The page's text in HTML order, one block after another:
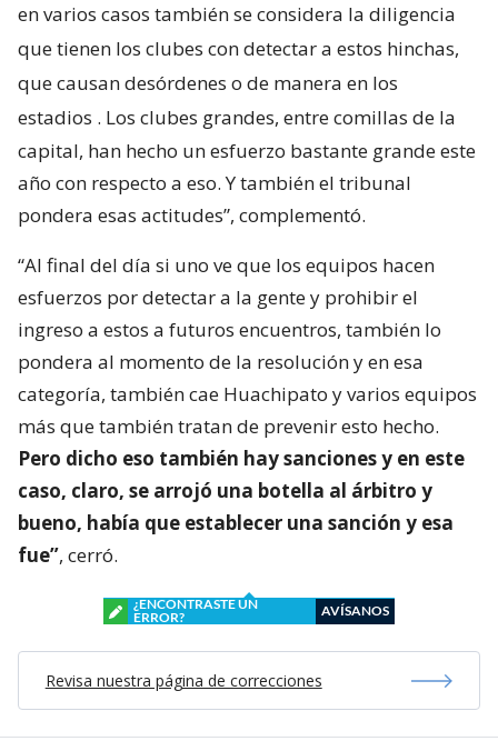
en varios casos también se considera la diligencia
que tienen los clubes con detectar a estos hinchas,
que causan desórdenes o de manera en los
estadios . Los clubes grandes, entre comillas de la
capital, han hecho un esfuerzo bastante grande este
año con respecto a eso. Y también el tribunal
pondera esas actitudes”, complementó.
“Al final del día si uno ve que los equipos hacen
esfuerzos por detectar a la gente y prohibir el
ingreso a estos a futuros encuentros, también lo
pondera al momento de la resolución y en esa
categoría, también cae Huachipato y varios equipos
más que también tratan de prevenir esto hecho.
Pero dicho eso también hay sanciones y en este
caso, claro, se arrojó una botella al árbitro y
bueno, había que establecer una sanción y esa
fue”, cerró.
¿ENCONTRASTE UN
ERROR?
AVÍSANOS
Revisa nuestra página de correcciones